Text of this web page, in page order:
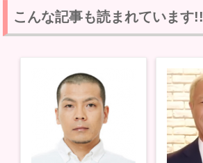
て
T
w
i
o
o
k
で
る
に
ク
リ
ッ
ク
し
て
く
だ
て
G
o
o
で
共
有
(
新
し
い
ウ
ィ
こんな記事も読まれています!!